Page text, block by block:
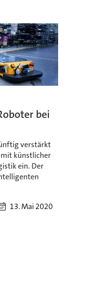
bei
verstärkt
künstlicher
ein. Der
13. Mai 2020